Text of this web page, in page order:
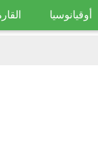
أوقيانوسيا